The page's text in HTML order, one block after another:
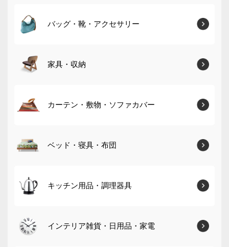
バッグ・靴・アクセサリー
家具・収納
カーテン・敷物・ソファカバー
ベッド・寝具・布団
キッチン用品・調理器具
インテリア雑貨・日用品・家電